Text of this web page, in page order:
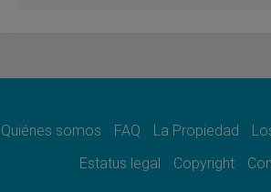
08.08.2026
08.08.2026
del Buen Consejo de
Quiénes somos FAQ La Propiedad
Estatus legal
Copyright